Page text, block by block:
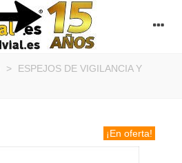
>
ESPEJOS DE VIGILANCIA Y
¡En oferta!